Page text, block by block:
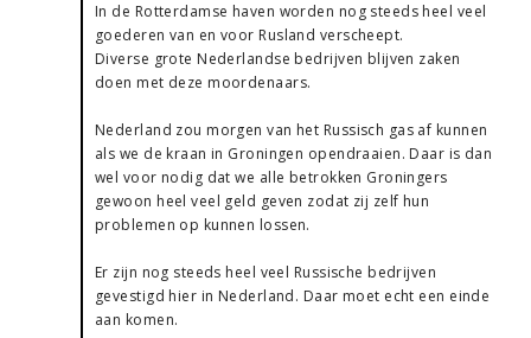
In de Rotterdamse haven worden nog steeds heel veel
goederen van en voor Rusland verscheept.
Diverse grote Nederlandse bedrijven blijven zaken
doen met deze moordenaars.
Nederland zou morgen van het Russisch gas af kunnen
als we de kraan in Groningen opendraaien. Daar is dan
wel voor nodig dat we alle betrokken Groningers
gewoon heel veel geld geven zodat zij zelf hun
problemen op kunnen lossen.
Er zijn nog steeds heel veel Russische bedrijven
gevestigd hier in Nederland. Daar moet echt een einde
aan komen.